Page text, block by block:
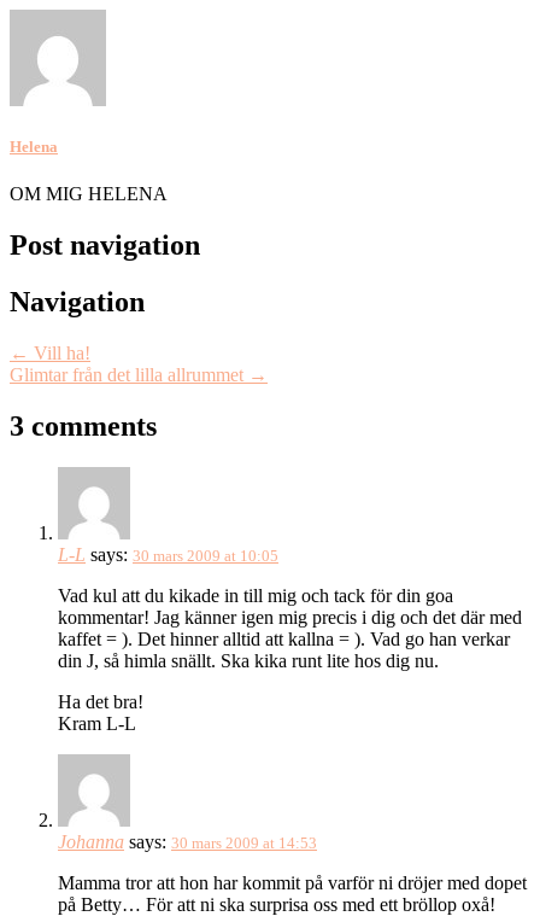
Helena
OM MIG HELENA
Post navigation
Navigation
← Vill ha!
Glimtar från det lilla allrummet →
3 comments
L-L says: 30 mars 2009 at 10:05
Vad kul att du kikade in till mig och tack för din goa
kommentar! Jag känner igen mig precis i dig och det där med
kaffet = ). Det hinner alltid att kallna = ). Vad go han verkar
din J, så himla snällt. Ska kika runt lite hos dig nu.
Ha det bra!
Kram L-L
Johanna says: 30 mars 2009 at 14:53
Mamma tror att hon har kommit på varför ni dröjer med dopet
på Betty… För att ni ska surprisa oss med ett bröllop oxå!